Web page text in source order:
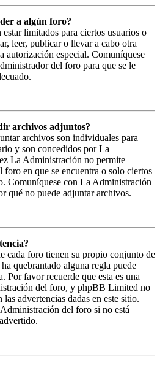
a algún foro?
limitados para ciertos usuarios o
leer, publicar o llevar a cabo otra
autorización especial. Comuníquese
del foro para que se le
archivos adjuntos?
archivos son individuales para
y son concedidos por La
La Administración no permite
foro en que se encuentra o solo ciertos
Comuníquese con La Administración
qué no puede adjuntar archivos.
cada foro tienen su propio conjunto de
quebrantado alguna regla puede
Por favor recuerde que esta es una
del foro, y phpBB Limited no
advertencias dadas en este sitio.
del foro si no está